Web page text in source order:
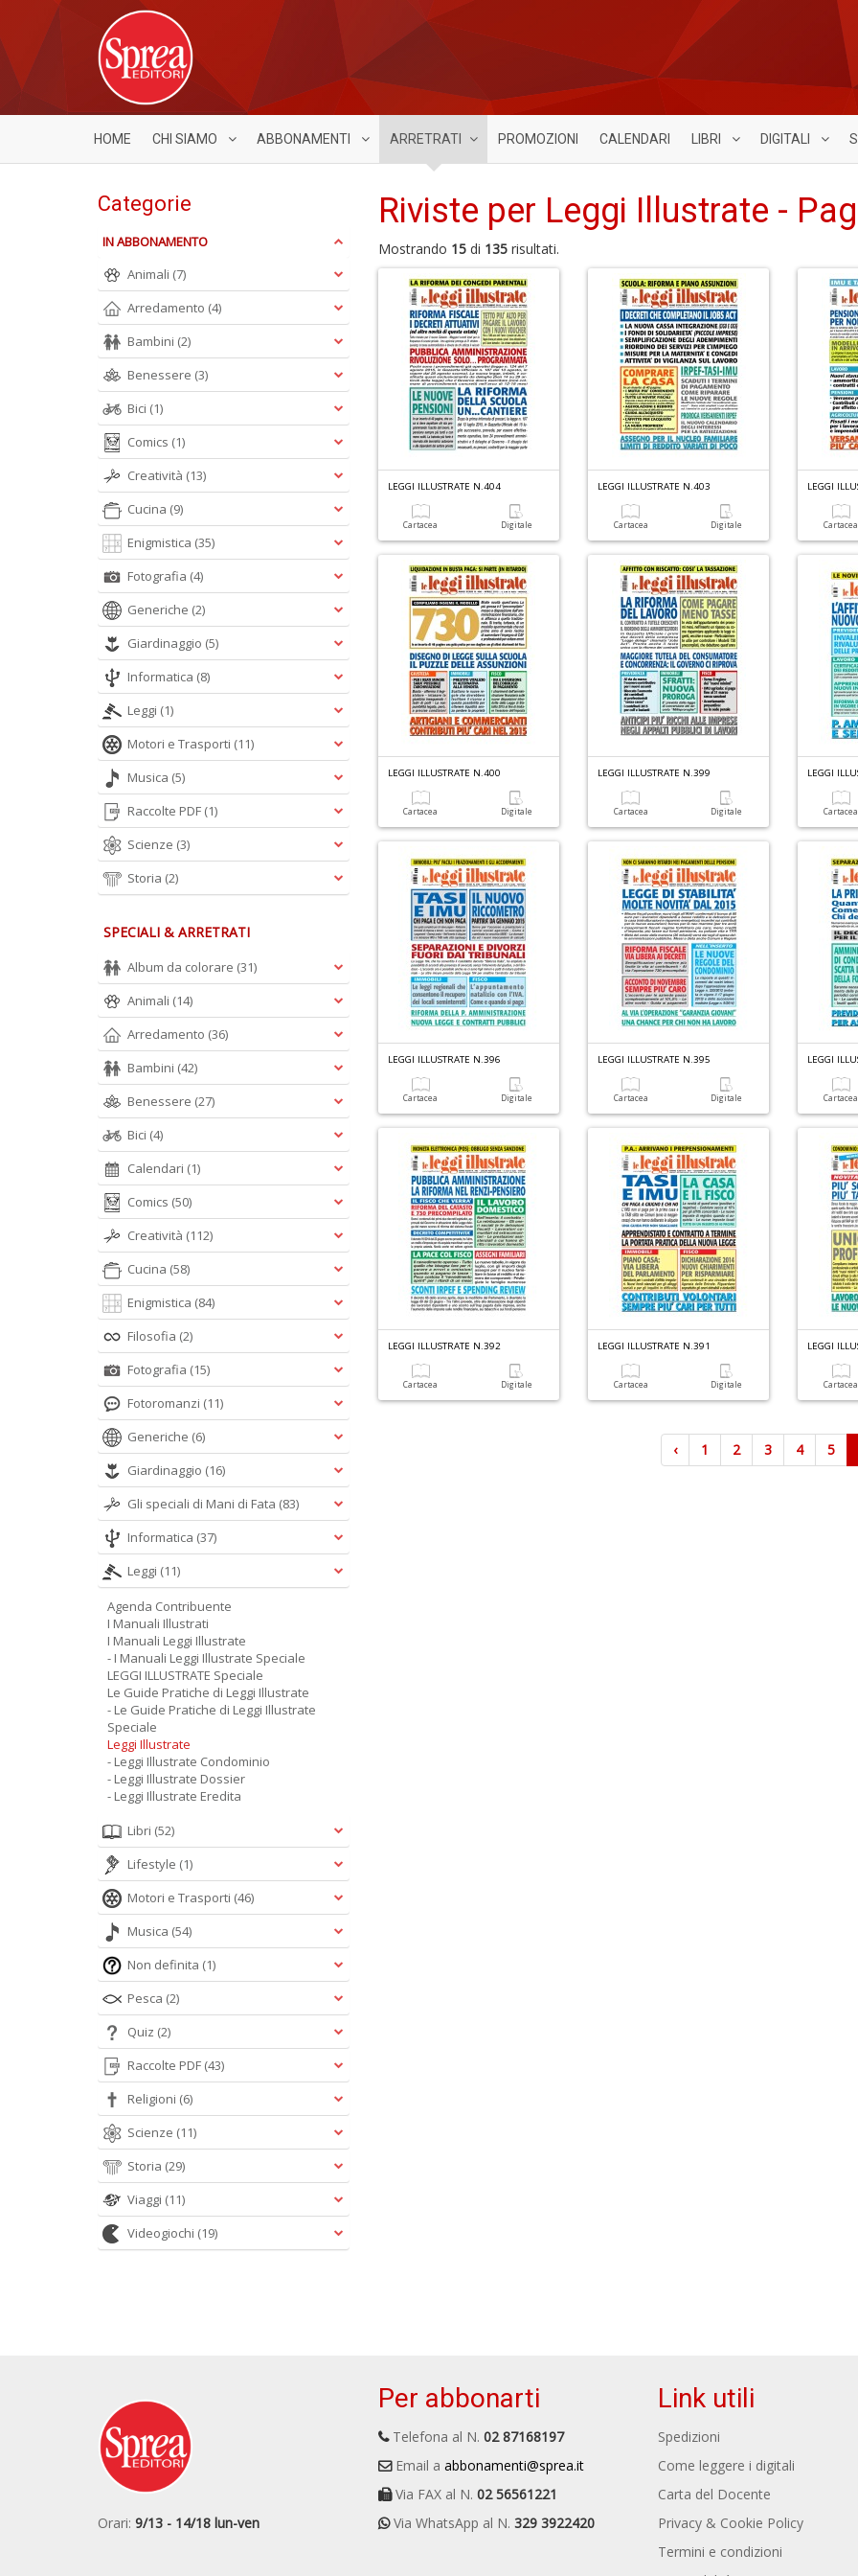
HOME CHI SIAMO ABBONAMENTI ARRETRATI PROMOZIONI CALENDARI LIBRI DIGITALI
Riviste per Leggi Illustrate -
Mostrando 15di 135risultati.
LEGGI ILLUSTRATE N.404
Cartacea Digitale
LEGGI ILLUSTRATE N.403
Cartacea Digitale
LEGGI
Cartacea
LEGGI ILLUSTRATE N.400
Cartacea Digitale
LEGGI ILLUSTRATE N.399
Cartacea Digitale
LEGGI
Cartacea
LEGGI ILLUSTRATE N.396
Cartacea Digitale
LEGGI ILLUSTRATE N.395
Cartacea Digitale
LEGGI
Cartacea
LEGGI ILLUSTRATE N.392
Cartacea Digitale
LEGGI ILLUSTRATE N.391
Cartacea Digitale
LEGGI
Cartacea
‹ 1 2 3 4 5
Categorie
IN ABBONAMENTO
Animali (7)
Arredamento (4)
Bambini (2)
Benessere (3)
Bici (1)
Comics (1)
Creatività (13)
Cucina (9)
Enigmistica (35)
Fotografia (4)
Generiche (2)
Giardinaggio (5)
Informatica (8)
Leggi (1)
Motori e Trasporti (11)
Musica (5)
Raccolte PDF (1)
Scienze (3)
Storia (2)
SPECIALI & ARRETRATI
Album da colorare (31)
Animali (14)
Arredamento (36)
Bambini (42)
Benessere (27)
Bici (4)
Calendari (1)
Comics (50)
Creatività (112)
Cucina (58)
Enigmistica (84)
Filosofia (2)
Fotografia (15)
Fotoromanzi (11)
Generiche (6)
Giardinaggio (16)
Gli speciali di Mani di Fata (83)
Informatica (37)
Leggi (11)
Agenda Contribuente
I Manuali Illustrati
I Manuali Leggi Illustrate
- I Manuali Leggi Illustrate Speciale
LEGGI ILLUSTRATE Speciale
Le Guide Pratiche di Leggi Illustrate
- Le Guide Pratiche di Leggi Illustrate
Speciale
Leggi Illustrate
- Leggi Illustrate Condominio
- Leggi Illustrate Dossier
- Leggi Illustrate Eredita
Libri (52)
Lifestyle (1)
Motori e Trasporti (46)
Musica (54)
Non definita (1)
Pesca (2)
Quiz (2)
Raccolte PDF (43)
Religioni (6)
Scienze (11)
Storia (29)
Viaggi (11)
Videogiochi (19)
Orari: 9/13 - 14/18 lun-ven
Per abbonarti
Telefona al N. 02 87168197
Email a abbonamenti@sprea.it
Via FAX al N. 02 56561221
Via WhatsApp al N. 329 3922420
Link utili
Spedizioni
Come leggere i digitali
Carta del Docente
Privacy & Cookie Policy
Termini e condizioni